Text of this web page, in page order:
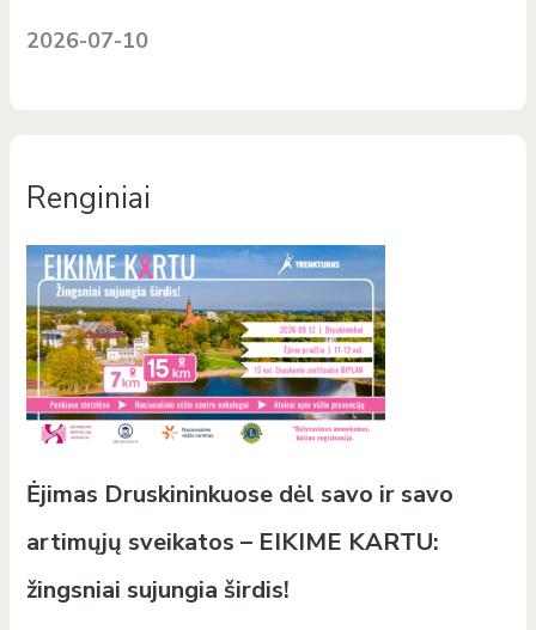
2026-07-10
Renginiai
Ėjimas Druskininkuose dėl savo ir savo
artimųjų sveikatos – EIKIME KARTU:
žingsniai sujungia širdis!